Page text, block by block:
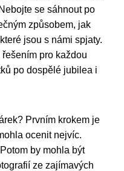
se sáhnout po
způsobem, jak
jsou s námi spjaty.
pro každou
po dospělé jubilea i
Prvním krokem je
ocenit nejvíc.
by mohla být
ze zajímavých